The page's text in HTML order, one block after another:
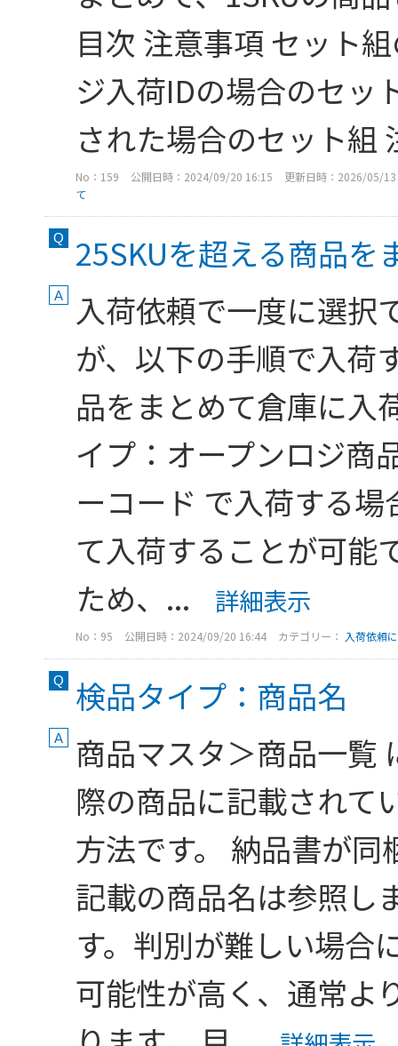
目次 注意事項 セット
ジ入荷IDの場合のセッ
された場合のセット組
No：159 公開日時：2024/09/20 16:15
更新日時：2026/05/
て
25SKUを超える商品を
入荷依頼で一度に選択
が、以下の手順で入荷
品をまとめて倉庫に入
イプ：オープンロジ商
ーコード で入荷する
て入荷することが可能
ため、...
詳細表示
No：95 公開日時：2024/09/20 16:44 カテゴリー： 入荷依頼
検品タイプ：商品名
商品マスタ＞商品一覧
際の商品に記載されて
方法です。 納品書が
記載の商品名は参照し
す。判別が難しい場合
可能性が高く、通常よ